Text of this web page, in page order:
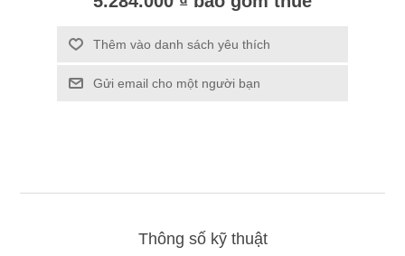
Thêm vào danh sách yêu thích
Gửi email cho một người bạn
Thông số kỹ thuật